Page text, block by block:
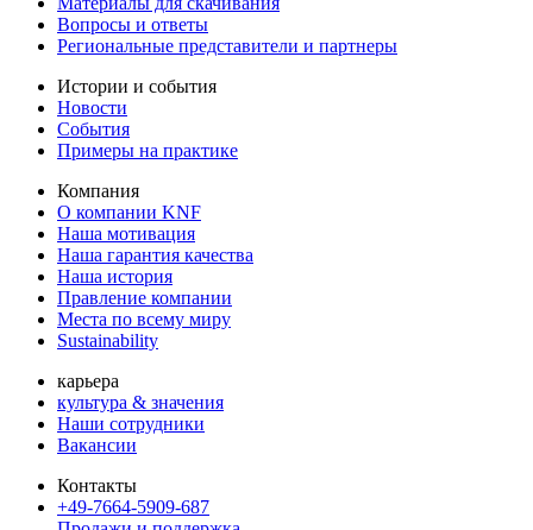
Вопросы и ответы
Региональные представители и партнеры
Истории и события
Новости
События
Примеры на практике
Компания
О компании KNF
Наша мотивация
Наша гарантия качества
Наша история
Правление компании
Места по всему миру
Sustainability
карьера
культура & значения
Наши сотрудники
Вакансии
Контакты
+49-7664-5909-687